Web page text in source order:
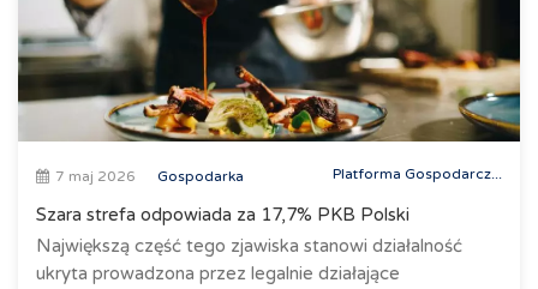
7 maj 2026 Gospodarka Platforma Gospodarcz...
Szara strefa odpowiada za 17,7% PKB Polski
Największą część tego zjawiska stanowi działalność
ukryta prowadzona przez legalnie działające